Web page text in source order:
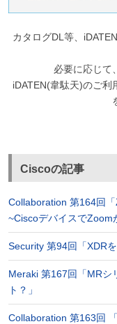
カタログDL等、
必要に応じて
iDATEN(韋駄天)のご利
Ciscoの記事
Collaboration 第164回
~CiscoデバイスでZoom
Security 第94回「XDR
Meraki 第167回「MRシ
ト？」
Collaboration 第163回